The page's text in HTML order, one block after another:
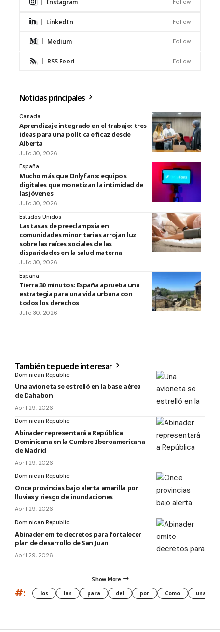
Instagram Follow
LinkedIn Follow
Medium Follow
RSS Feed Follow
Noticias principales
Canada
Aprendizaje integrado en el trabajo: tres
ideas para una política eficaz desde
Alberta
Julio 30, 2026
España
Mucho más que Onlyfans: equipos
digitales que monetizan la intimidad de
las jóvenes
Julio 30, 2026
Estados Unidos
Las tasas de preeclampsia en
comunidades minoritarias arrojan luz
sobre las raíces sociales de las
disparidades en la salud materna
Julio 30, 2026
España
Tierra 30 minutos: España aprueba una
estrategia para una vida urbana con
todos los derechos
Julio 30, 2026
También te puede interesar
Dominican Republic
Una avioneta se estrelló en la base aérea
de Dahabon
Abril 29, 2026
Dominican Republic
Abinader representará a República
Dominicana en la Cumbre Iberoamericana
de Madrid
Abril 29, 2026
Dominican Republic
Once provincias bajo alerta amarilla por
lluvias y riesgo de inundaciones
Abril 29, 2026
Dominican Republic
Abinader emite decretos para fortalecer
plan de desarrollo de San Juan
Abril 29, 2026
Show More
#: los las para del por Como una